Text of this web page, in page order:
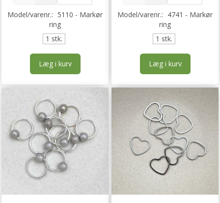
Model/varenr.: 5110 - Markør
ring
1 stk.
Læg i kurv
Model/varenr.: 4741 - Markør
ring
1 stk.
Læg i kurv